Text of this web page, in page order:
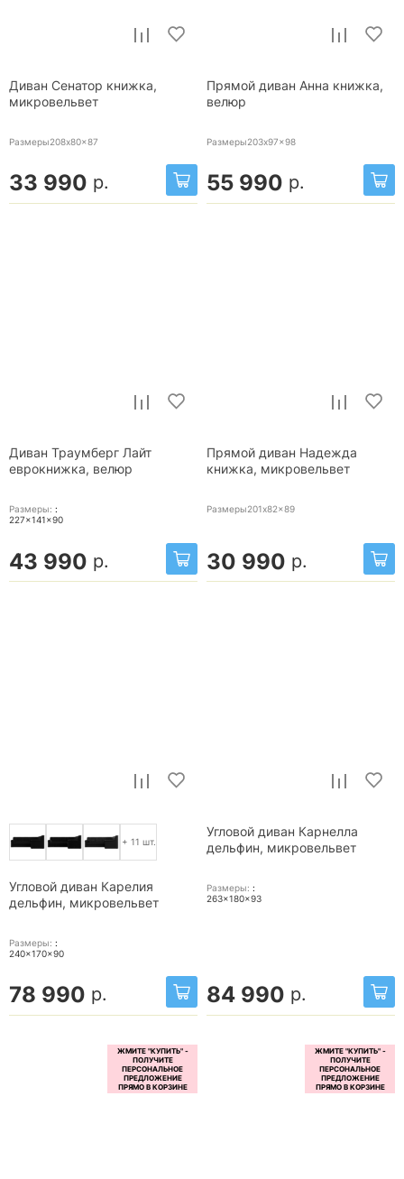
Диван Сенатор книжка,
микровельвет
Размеры208x80x87
33 990 р.
Прямой диван Анна книжка,
велюр
Размеры203x97x98
55 990 р.
Диван Траумберг Лайт
еврокнижка, велюр
Размеры: :
227x141x90
43 990 р.
Прямой диван Надежда
книжка, микровельвет
Размеры201x82x89
30 990 р.
+ 11 шт.
Угловой диван Карелия
дельфин, микровельвет
Размеры: :
240x170x90
78 990 р.
Угловой диван Карнелла
дельфин, микровельвет
Размеры: :
263x180x93
84 990 р.